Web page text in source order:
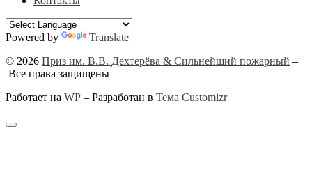
Powered by
Translate
© 2026 Приз им. В.В. Дехтерёва & Сильнейший пожарный –
Все права защищены
Работает на WP – Разработан в Тема Customizr